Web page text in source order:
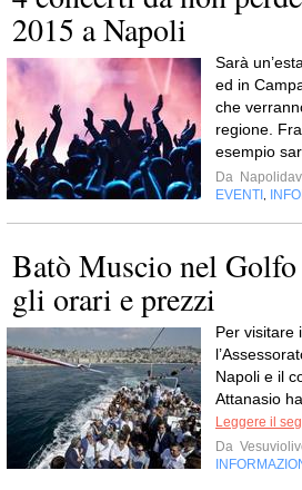
2015 a Napoli
Sarà
ed in
che
regione.
esempio
Da
EVENTI
Batò Muscio nel
gli orari e prezzi
Per visitare
Napoli e il
Attanasio
Leggere il
Da